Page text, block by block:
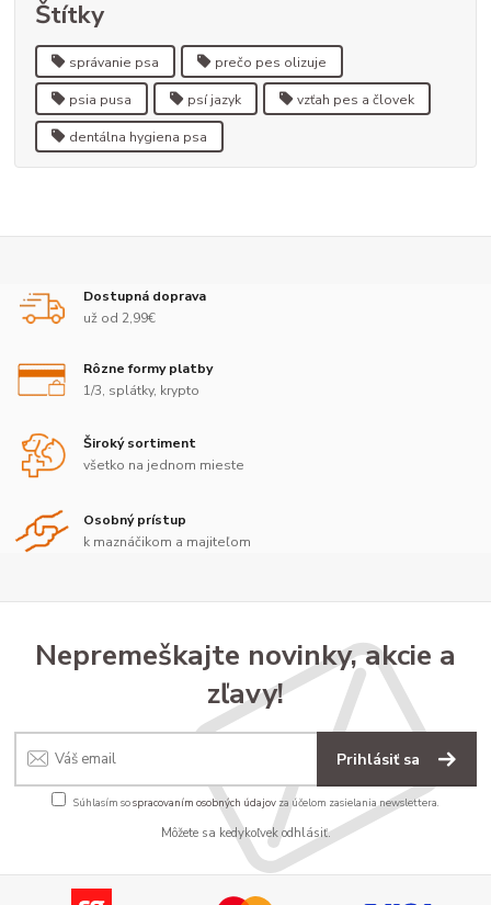
Štítky
správanie psa prečo pes olizuje
psia pusa psí jazyk vzťah pes a človek
dentálna hygiena psa
Dostupná doprava
už od 2,99€
Rôzne formy platby
1/3, splátky, krypto
Široký sortiment
všetko na jednom mieste
Osobný prístup
k maznáčikom a majiteľom
Nepremeškajte novinky, akcie a
zľavy!
Prihlásiť sa
Súhlasím sospracovaním osobných údajov za účelom zasielania newslettera.
Môžete sa kedykoľvek odhlásiť.